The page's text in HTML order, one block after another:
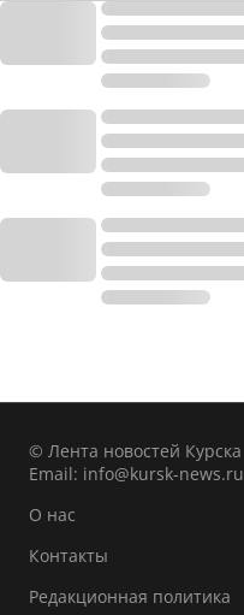
© Лента новостей Курска
Email: info@kursk-news.ru
О нас
Контакты
Редакционная политика